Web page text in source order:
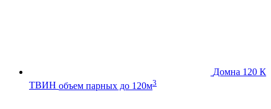
Домна 120 К
ТВИН объем парных до 120м3